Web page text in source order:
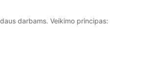
bokšteliai ir kopėčios ALTREX
darbams. Veikimo principas: